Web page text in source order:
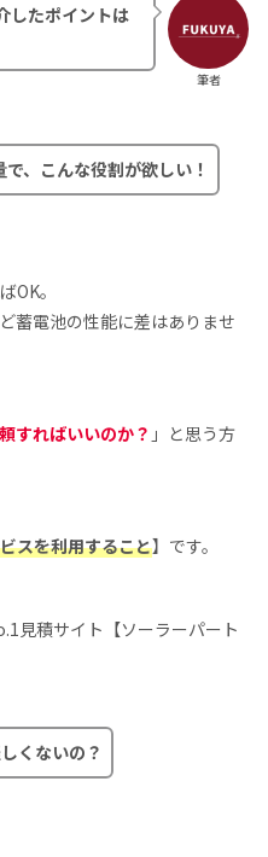
筆者
したポイントは
、こんな役割が欲しい！
OK。
蓄電池の性能に差はありませ
すればいいのか？ 」と思う方
スを利用すること】です。
見積サイト【ソーラーパート
くないの？